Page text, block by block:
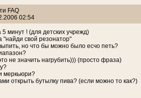
FAQ
02:54
5 минут ! (для детских учрежд)
"найди свой резонатор"
но что бы можно было есчо петь?
не значить нагрубить))) (просто фраза)
меркьюри?
открыть бутылку пива? (если можно то как?)